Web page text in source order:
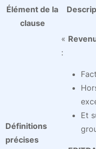
Élément de la
clause
Définitions
précises
«
:
Et